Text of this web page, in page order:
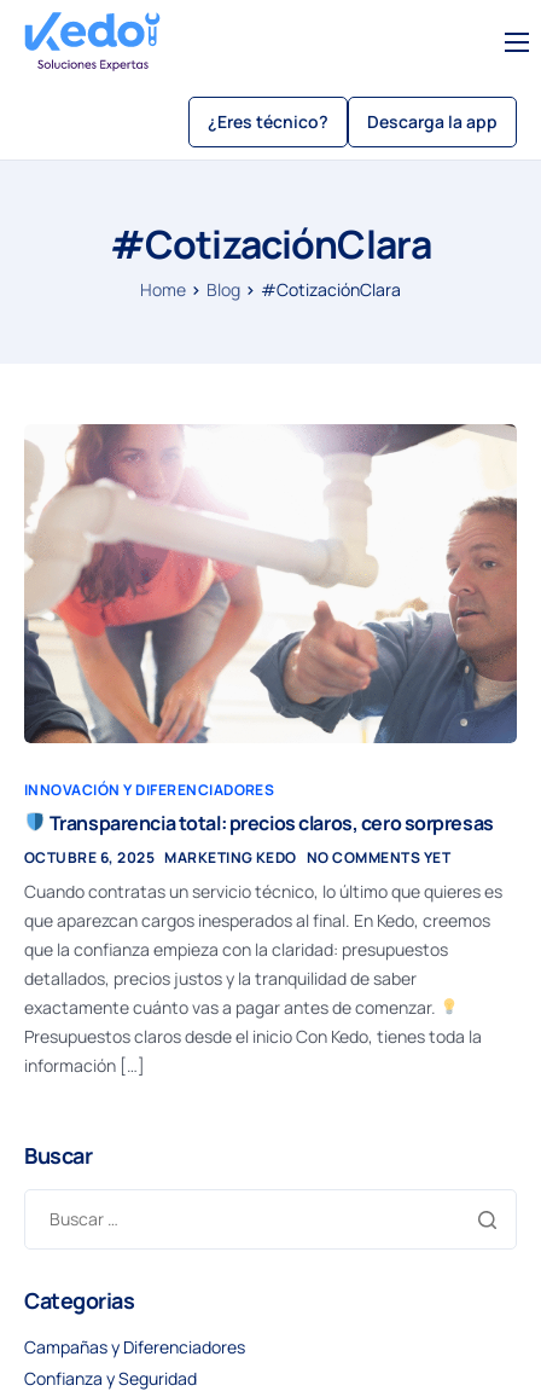
Como usar kedo app
Sé un técnico
¿Eres técnico? Descarga la app
#CotizaciónClara
Home Blog #CotizaciónClara
INNOVACIÓN Y DIFERENCIADORES
Transparencia total: precios claros, cero sorpresas
OCTUBRE 6, 2025 MARKETING KEDO NO COMMENTS YET
Cuando contratas un servicio técnico, lo último que quieres es
que aparezcan cargos inesperados al final. En Kedo, creemos
que la confianza empieza con la claridad: presupuestos
detallados, precios justos y la tranquilidad de saber
exactamente cuánto vas a pagar antes de comenzar.
Presupuestos claros desde el inicio Con Kedo, tienes toda la
información […]
Buscar
Categorias
Campañas y Diferenciadores
Confianza y Seguridad